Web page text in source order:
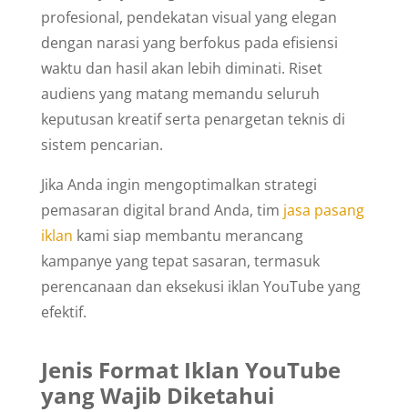
profesional, pendekatan visual yang elegan
dengan narasi yang berfokus pada efisiensi
waktu dan hasil akan lebih diminati. Riset
audiens yang matang memandu seluruh
keputusan kreatif serta penargetan teknis di
sistem pencarian.
Jika Anda ingin mengoptimalkan strategi
pemasaran digital brand Anda, tim jasa pasang
iklan kami siap membantu merancang
kampanye yang tepat sasaran, termasuk
perencanaan dan eksekusi iklan YouTube yang
efektif.
Jenis Format Iklan YouTube
yang Wajib Diketahui